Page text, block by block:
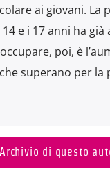
ai giovani. La
e i 17 anni ha
poi, è
superano per
Archivio di questo